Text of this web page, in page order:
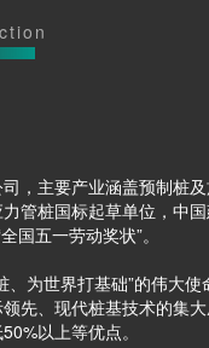
主要产业涵盖预制桩及
管桩国标起草单位，中
国五一劳动奖状”。
为世界打基础”的伟大使
先、现代桩基技术的
以上等优点。